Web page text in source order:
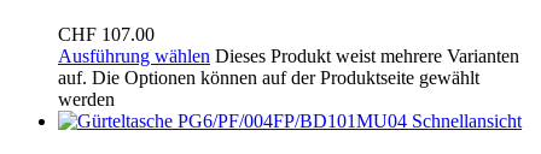
CHF 107.00
Ausführung wählen Dieses Produkt weist mehrere Varianten
auf. Die Optionen können auf der Produktseite gewählt
werden
Schnellansicht